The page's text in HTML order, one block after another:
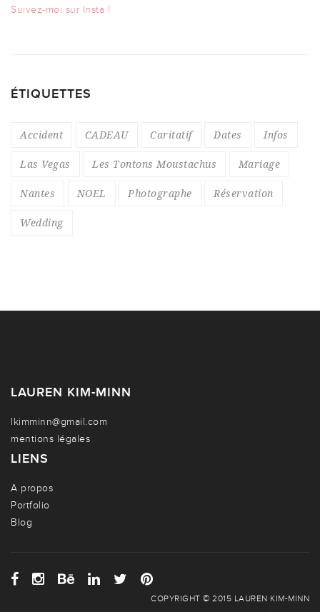
Suivez-moi sur Insta !
ÉTIQUETTES
Accident CADEAU Caritatif Dates Infos
Las Vegas Les Tontons Moustachus Mariage
Nantes NOEL Photographe Réservation
Wedding
LAUREN KIM-MINN
lkimminn@gmail.com
mentions légales
LIENS
A propos
Portfolio
Blog
COPYRIGHT © 2015 LAUREN KIM-MINN